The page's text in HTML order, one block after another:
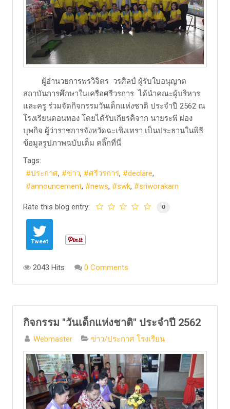
ผู้อำนวยการพรวิจิตร วรศิลป์ ผู้รับใบอนุญาต
สถาบันการศึกษาในเครือศรีวรการ ได้นำคณะผู้บริหาร
และครู ร่วมจัดกิจกรรมวันเด็กแห่งชาติ ประจำปี 2562 ณ
โรงเรียนดอนทอง โดยได้รับเกียรคิจาก นายระพี ผ่อง
บุพกิจ ผู้ว่าราชการจังหวัดฉะเชิงเทรา เป็นประธานในพิธี
ข้อมูลรูปภาพฉบับเต็ม คลิ๊กที่นี่
Tags:
ประกาศ
ข่าว ศรีวรการ
declare
announcement
news swk sriworakarn
Rate this blog entry: 0
Tweet
2043 Hits 0 Comments
กิจกรรม "วันเด็กแห่งชาติ" ประจำปี 2562
Webmaster ข่าว/ประกาศ โรงเรียน